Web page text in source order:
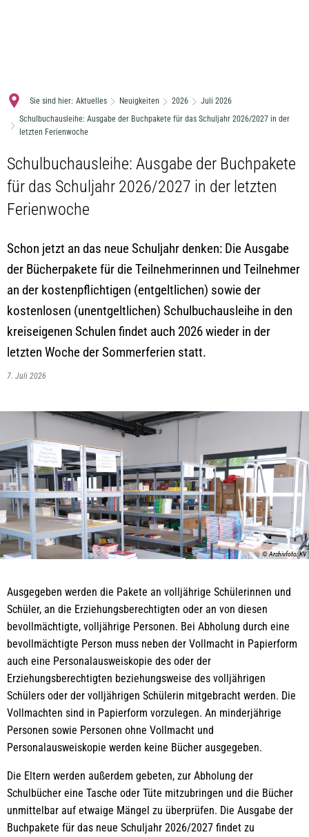
Sie sind hier: Aktuelles Neuigkeiten 2026
Juli 2026
Schulbuchausleihe: Ausgabe der Buchpakete für das Schuljahr 2026/2027 in der
letzten Ferienwoche
Schulbuchausleihe: Ausgabe der Buchpakete
für das Schuljahr 2026/2027 in der letzten
Ferienwoche
Schon jetzt an das neue Schuljahr denken: Die Ausgabe
der Bücherpakete für die Teilnehmerinnen und Teilnehmer
an der kostenpflichtigen (entgeltlichen) sowie der
kostenlosen (unentgeltlichen) Schulbuchausleihe in den
kreiseigenen Schulen findet auch 2026 wieder in der
letzten Woche der Sommerferien statt.
7. Juli 2026
© Archivfoto: KV
Ausgegeben werden die Pakete an volljährige Schülerinnen und
Schüler, an die Erziehungsberechtigten oder an von diesen
bevollmächtigte, volljährige Personen. Bei Abholung durch eine
bevollmächtigte Person muss neben der Vollmacht in Papierform
auch eine Personalausweiskopie des oder der
Erziehungsberechtigten beziehungsweise des volljährigen
Schülers oder der volljährigen Schülerin mitgebracht werden. Die
Vollmachten sind in Papierform vorzulegen. An minderjährige
Personen sowie Personen ohne Vollmacht und
Personalausweiskopie werden keine Bücher ausgegeben.
Die Eltern werden außerdem gebeten, zur Abholung der
Schulbücher eine Tasche oder Tüte mitzubringen und die Bücher
unmittelbar auf etwaige Mängel zu überprüfen. Die Ausgabe der
Buchpakete für das neue Schuljahr 2026/2027 findet zu